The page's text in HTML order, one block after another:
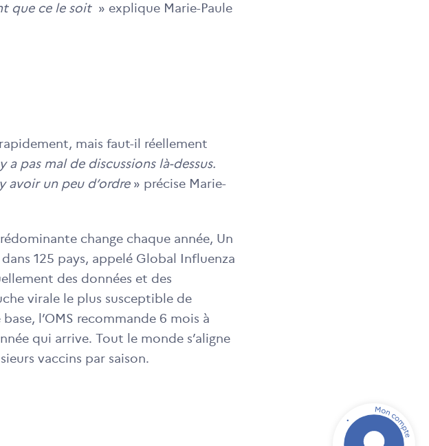
que ce le soit » explique Marie-Paule
mais faut-il réellement
a pas mal de discussions là-dessus.
avoir un peu d’ordre» précise Marie-
change chaque année, Un
125 pays, appelé Global Influenza
des données et des
virale le plus susceptible de
l’OMS recommande 6 mois à
qui arrive. Tout le monde s’aligne
vaccins par saison.